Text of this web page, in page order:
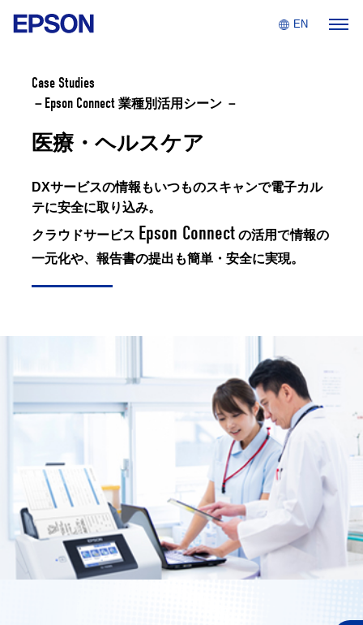
For Developers
Innovation Place
EN
Case Studies
－ Epson Connect 業種別活用シーン －
医療・ヘルスケア
DXサービスの情報もいつものスキャンで電子カル
テに安全に取り込み。
クラウドサービス Epson Connectの活用で情報の
一元化や、報告書の提出も簡単・安全に実現。